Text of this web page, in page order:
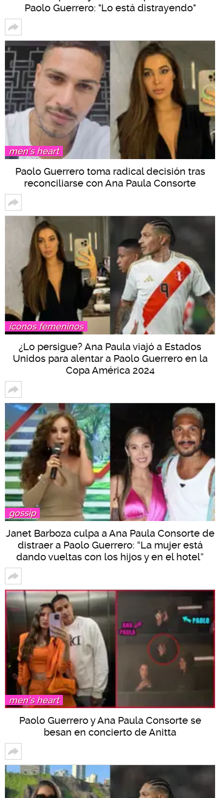
Paolo Guerrero: "Lo está distrayendo"
men's heart
Paolo Guerrero toma radical decisión tras
reconciliarse con Ana Paula Consorte
íconos femeninos
¿Lo persigue? Ana Paula viajó a Estados
Unidos para alentar a Paolo Guerrero en la
Copa América 2024
gossip
Janet Barboza culpa a Ana Paula Consorte de
distraer a Paolo Guerrero: “La mujer está
dando vueltas con los hijos y en el hotel”
men's heart
Paolo Guerrero y Ana Paula Consorte se
besan en concierto de Anitta